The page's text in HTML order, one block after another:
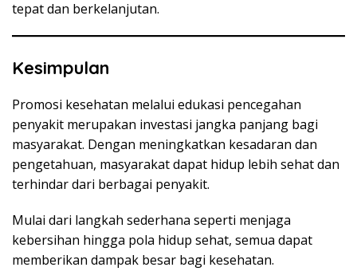
tepat dan berkelanjutan.
Kesimpulan
Promosi kesehatan melalui edukasi pencegahan
penyakit merupakan investasi jangka panjang bagi
masyarakat. Dengan meningkatkan kesadaran dan
pengetahuan, masyarakat dapat hidup lebih sehat dan
terhindar dari berbagai penyakit.
Mulai dari langkah sederhana seperti menjaga
kebersihan hingga pola hidup sehat, semua dapat
memberikan dampak besar bagi kesehatan.